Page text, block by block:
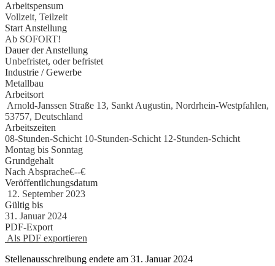
Arbeitspensum
Vollzeit, Teilzeit
Start Anstellung
Ab SOFORT!
Dauer der Anstellung
Unbefristet, oder befristet
Industrie / Gewerbe
Metallbau
Arbeitsort
Arnold-Janssen Straße 13, Sankt Augustin, Nordrhein-Westpfahlen,
53757, Deutschland
Arbeitszeiten
08-Stunden-Schicht 10-Stunden-Schicht 12-Stunden-Schicht
Montag bis Sonntag
Grundgehalt
Nach Absprache€--€
Veröffentlichungsdatum
12. September 2023
Gültig bis
31. Januar 2024
PDF-Export
Als PDF exportieren
Stellenausschreibung endete am 31. Januar 2024